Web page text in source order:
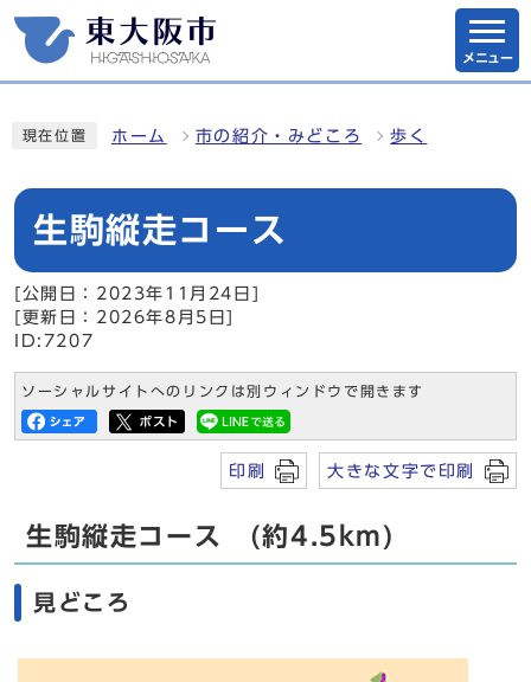
メニュー
現在位置 ホーム 市の紹介・みどころ 歩く
生駒縦走コース
[公開日：2023年11月24日]
[更新日：2026年8月5日]
ID:7207
ソーシャルサイトへのリンクは別ウィンドウで開きます
印刷 大きな文字で印刷
生駒縦走コース (約4.5km)
見どころ